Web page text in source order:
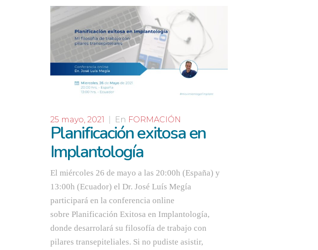
25 mayo, 2021 En FORMACIÓN
Planificación exitosa en
Implantología
El miércoles 26 de mayo a las 20:00h (España) y
13:00h (Ecuador) el Dr. José Luís Megía
participará en la conferencia online
sobre Planificación Exitosa en Implantología,
donde desarrolará su filosofía de trabajo con
pilares transepiteliales. Si no pudiste asistir,